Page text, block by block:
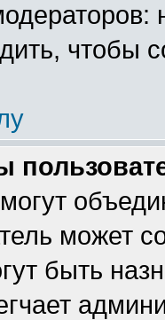
чтобы
может
быть